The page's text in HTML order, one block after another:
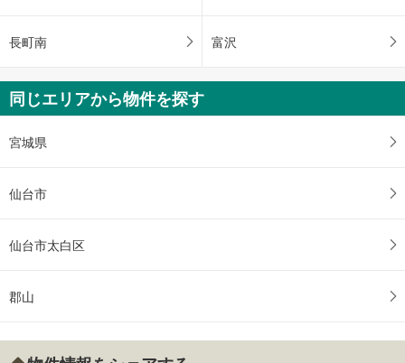
長町南 富沢
同じエリアから物件を探す
宮城県
仙台市
仙台市太白区
郡山